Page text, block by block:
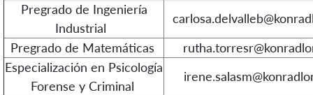
Pregrado de Ingeniería
Industrial
Pregrado de Matemáticas
Especialización en Psicología
Forense y Criminal